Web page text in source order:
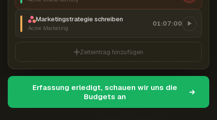
Marketingstrategie schreiben
Acme Marketing
01:07:00
Zeiteintrag hinzufügen
Erfassung erledigt, schauen wir uns die
Budgets an